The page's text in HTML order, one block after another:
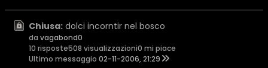
Chiusa: dolci incorntir nel bosco
da vagabond0
10 risposte508 visualizzazioni0 mi piace
Ultimo messaggio 02-11-2006, 21:29